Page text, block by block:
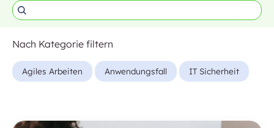
Nach Kategorie filtern
Agiles Arbeiten Anwendungsfall IT Sicherheit